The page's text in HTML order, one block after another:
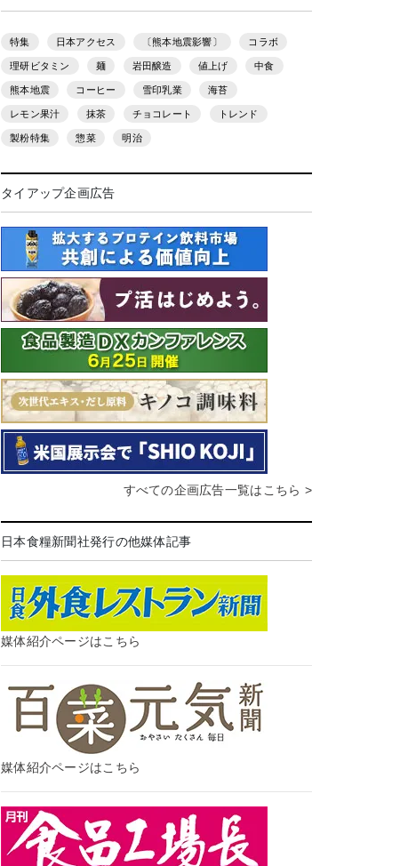
特集 日本アクセス 〔熊本地震影響〕 コラボ
理研ビタミン 麺 岩田醸造 値上げ 中食
熊本地震 コーヒー 雪印乳業 海苔
レモン果汁 抹茶 チョコレート トレンド
製粉特集 惣菜 明治
タイアップ企画広告
すべての企画広告一覧はこちら >
日本食糧新聞社発行の他媒体記事
媒体紹介ページはこちら
媒体紹介ページはこちら